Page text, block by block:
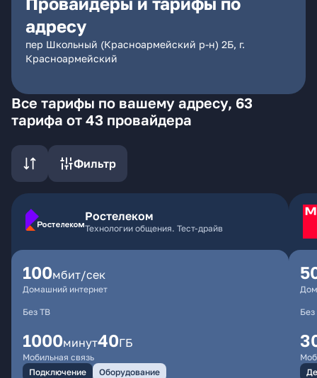
адресу
пер Школьный (Красноармейский р-н) 2Б, г.
Красноармейский
Все тарифы по вашему адресу, 63
тарифа от 43 провайдера
Фильтр
Ростелеком
Технологии общения. Тест-драйв
100мбит/сек
Домашний интернет
Без ТВ
1000минут40ГБ
Мобильная связь
Подключение
Оборудование